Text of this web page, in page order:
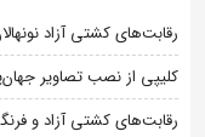
رقابت‌های کشتی آزاد
کلیپی از نصب تصاویر
رقابت‌های کشتی آزاد و